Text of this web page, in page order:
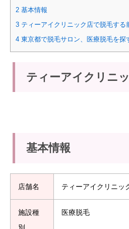
2 基本情報
3 ティーアイクリニック店で脱毛する
4 東京都で脱毛サロン、医療脱毛を探
ティーアイクリニ
基本情報
店舗名 ティーアイクリニッ
施設種
医療脱毛